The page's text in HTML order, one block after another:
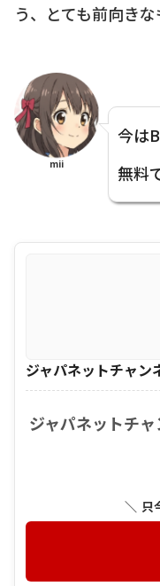
う、とても前向きな
mii
今は
無料
ジャパネットチャン
ジャパネットチ
＼ 只